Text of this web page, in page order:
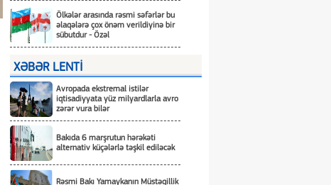
Ölkələr arasında rəsmi səfərlər bu
əlaqələrə çox önəm verildiyinə bir
sübutdur - Özəl
XƏBƏR LENTİ
Avropada ekstremal istilər
iqtisadiyyata yüz milyardlarla avro
zərər vura bilər
Bakıda 6 marşrutun hərəkəti
alternativ küçələrlə təşkil ediləcək
Rəsmi Bakı Yamaykanın Müstəqillik